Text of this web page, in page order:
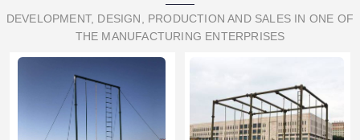
DEVELOPMENT, DESIGN, PRODUCTION AND SALES IN ONE OF
THE MANUFACTURING ENTERPRISES